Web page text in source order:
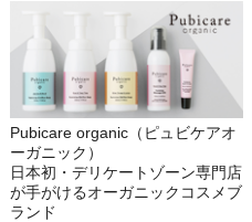
Pubicare organic（ピュビケアオ
ーガニック）
日本初・デリケートゾーン専門店
が手がけるオーガニックコスメブ
ランド